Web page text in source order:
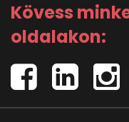
Kövess
oldalakon: